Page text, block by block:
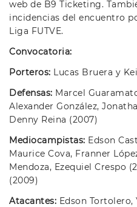
web de B9 Ticketing.
incidencias del encuentro
Liga FUTVE.
Convocatoria:
Porteros: Lucas Bruera y
Defensas: Marcel
Alexander González,
Denny Reina (2007)
Mediocampistas: Edson
Maurice Cova, Franner
Mendoza, Ezequiel Crespo
(2009)
Atacantes: Edson Tortolero,